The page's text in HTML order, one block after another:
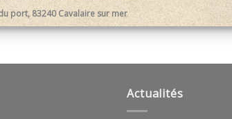
port, 83240 Cavalaire sur mer
Actualités